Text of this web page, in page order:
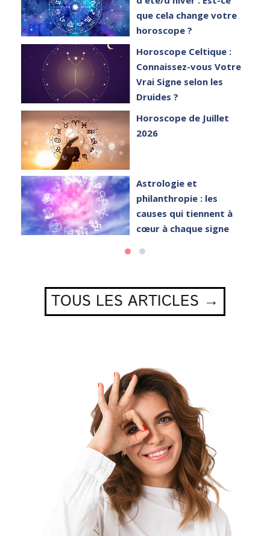
que cela change votre
horoscope ?
Horoscope Celtique :
Connaissez-vous Votre
Vrai Signe selon les
Druides ?
Horoscope de Juillet
2026
Astrologie et
philanthropie : les
causes qui tiennent à
cœur à chaque signe
TOUS LES ARTICLES →